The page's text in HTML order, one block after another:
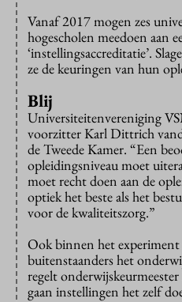
Vanaf 2017 mogen zes
hogescholen meedoen aan
‘instellingsaccreditatie’.
ze de keuringen van hun
Blij
Universiteitenvereniging
voorzitter Karl Dittrich
de Tweede Kamer. “Een
opleidingsniveau moet
moet recht doen aan de
optiek het beste als het
voor de kwaliteitszorg.”
Ook binnen het
buitenstaanders het
regelt
gaan instellingen het zelf